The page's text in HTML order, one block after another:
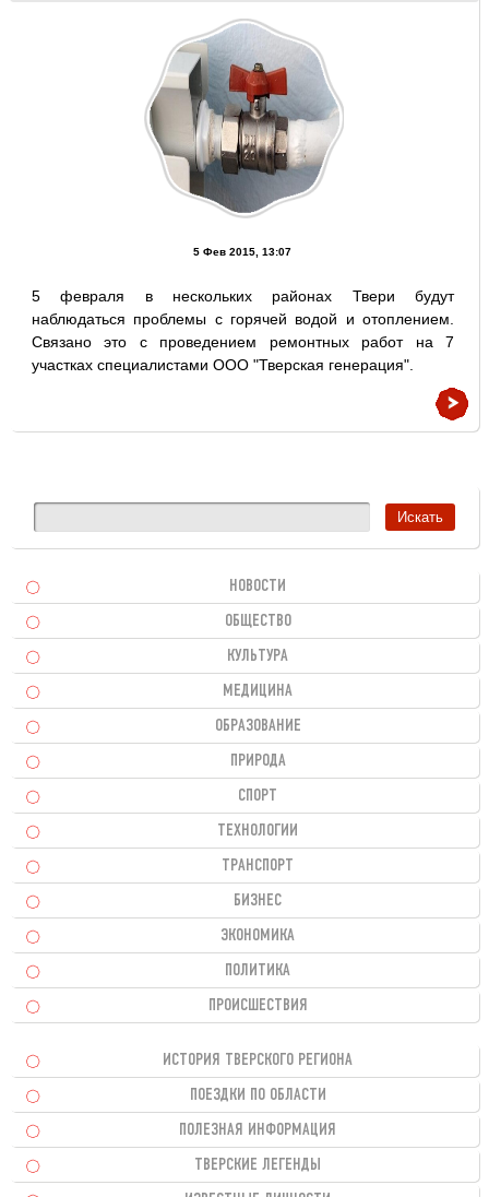
5 Фев 2015, 13:07
5 февраля в нескольких районах Твери будут
наблюдаться проблемы с горячей водой и отоплением.
Связано это с проведением ремонтных работ на 7
участках специалистами ООО "Тверская генерация".
НОВОСТИ
ОБЩЕСТВО
КУЛЬТУРА
МЕДИЦИНА
ОБРАЗОВАНИЕ
ПРИРОДА
СПОРТ
ТЕХНОЛОГИИ
ТРАНСПОРТ
БИЗНЕС
ЭКОНОМИКА
ПОЛИТИКА
ПРОИСШЕСТВИЯ
ИСТОРИЯ ТВЕРСКОГО РЕГИОНА
ПОЕЗДКИ ПО ОБЛАСТИ
ПОЛЕЗНАЯ ИНФОРМАЦИЯ
ТВЕРСКИЕ ЛЕГЕНДЫ